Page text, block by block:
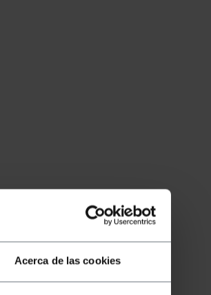
Acerca de las cookies